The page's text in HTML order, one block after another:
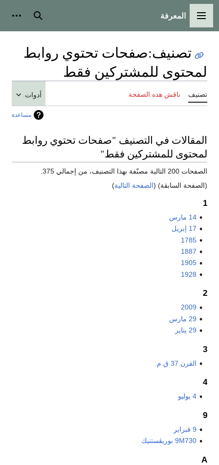
القائمة الرئيسية
المعرفة بحث
تصنيف:صفحات تحتوي روابط
لمحتوى للمشتركين فقط
تصنيف ناقش هذه الصفحة أدوات
مساعدة
المقالات في التصنيف "صفحات تحتوي روابط
لمحتوى للمشتركين فقط"
الصفحات 200 التالية مصنّفة بهذا التصنيف، من إجمالي 375.
(الصفحة السابقة) (الصفحة التالية)
1
14 مارس
17 إبريل
1785
1887
1905
1928
2
2009
29 مارس
29 يناير
3
القرن 37 ق.م.
4
4 يوليو
9
9 فبراير
9M730 بوريڤستنيك
A